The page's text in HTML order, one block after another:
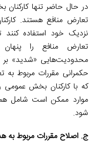
در حال حاضر تنها
تعارض منافع هستند.
نزدیک خود استفاده
تعارض منافع را پنهان
محدودیت‌هایی «شدید» بر
حکمرانی مقررات مربوط به
که با کارکنان بخش عمومی
موارد ممکن است شامل
شود.
ج. اصلاح مقررات مربوط به